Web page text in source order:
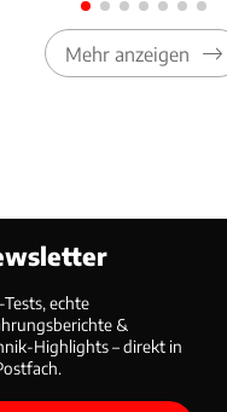
Mehr anzeigen
echte
&
Highlights – direkt in